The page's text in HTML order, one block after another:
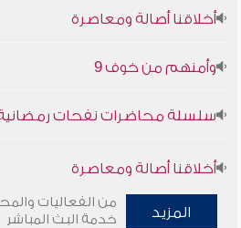
أخلاقنا أصالة ومعاصرة
وأمنهم من خوف 9
سلسلة محاضرات نفحات رمضانية
أخلاقنا أصالة ومعاصرة
وأمنهم من خوف 9
المزيد
من الفعاليات
خدمة البث المباشر